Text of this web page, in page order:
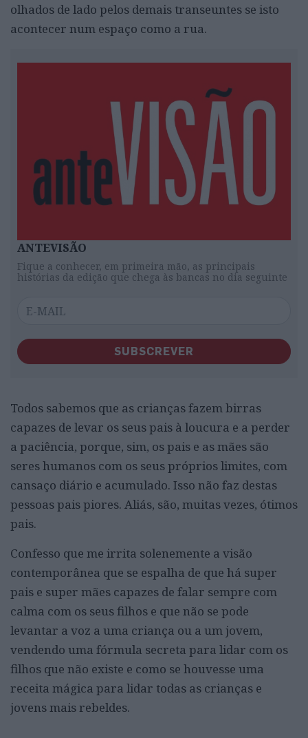
olhados de lado pelos demais transeuntes se isto
acontecer num espaço como a rua.
ANTEVISÃO
Fique a conhecer, em primeira mão, as principais
histórias da edição que chega às bancas no dia seguinte
SUBSCREVER
Todos sabemos que as crianças fazem birras
capazes de levar os seus pais à loucura e a perder
a paciência, porque, sim, os pais e as mães são
seres humanos com os seus próprios limites, com
cansaço diário e acumulado. Isso não faz destas
pessoas pais piores. Aliás, são, muitas vezes, ótimos
pais.
Confesso que me irrita solenemente a visão
contemporânea que se espalha de que há super
pais e super mães capazes de falar sempre com
calma com os seus filhos e que não se pode
levantar a voz a uma criança ou a um jovem,
vendendo uma fórmula secreta para lidar com os
filhos que não existe e como se houvesse uma
receita mágica para lidar todas as crianças e
jovens mais rebeldes.